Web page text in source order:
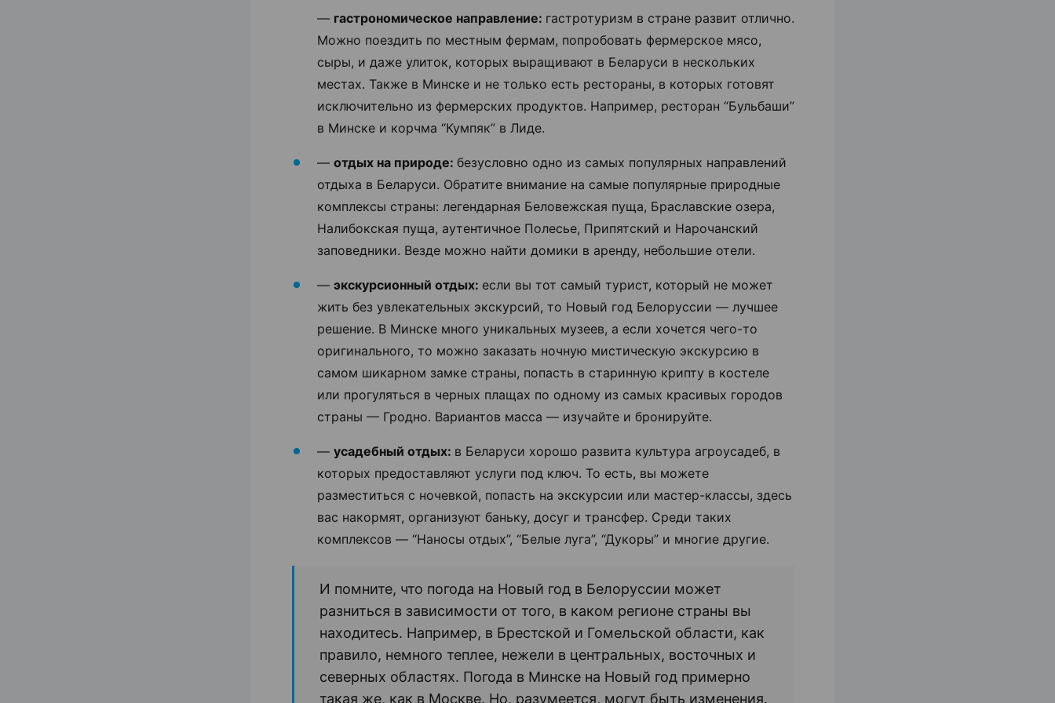
— гастрономическое направление: гастротуризм в стране развит отлично.
Можно поездить по местным фермам, попробовать фермерское мясо,
сыры, и даже улиток, которых выращивают в Беларуси в нескольких
местах. Также в Минске и не только есть рестораны, в которых готовят
исключительно из фермерских продуктов. Например, ресторан “Бульбаши”
в Минске и корчма “Кумпяк” в Лиде.
— отдых на природе: безусловно одно из самых популярных направлений
отдыха в Беларуси. Обратите внимание на самые популярные природные
комплексы страны: легендарная Беловежская пуща, Браславские озера,
Налибокская пуща, аутентичное Полесье, Припятский и Нарочанский
заповедники. Везде можно найти домики в аренду, небольшие отели.
— экскурсионный отдых: если вы тот самый турист, который не может
жить без увлекательных экскурсий, то Новый год Белоруссии — лучшее
решение. В Минске много уникальных музеев, а если хочется чего-то
оригинального, то можно заказать ночную мистическую экскурсию в
самом шикарном замке страны, попасть в старинную крипту в костеле
или прогуляться в черных плащах по одному из самых красивых городов
страны — Гродно. Вариантов масса — изучайте и бронируйте.
— усадебный отдых: в Беларуси хорошо развита культура агроусадеб, в
которых предоставляют услуги под ключ. То есть, вы можете
разместиться с ночевкой, попасть на экскурсии или мастер-классы, здесь
вас накормят, организуют баньку, досуг и трансфер. Среди таких
комплексов — “Наносы отдых”, “Белые луга”, “Дукоры” и многие другие.
И помните, что погода на Новый год в Белоруссии может
разниться в зависимости от того, в каком регионе страны вы
находитесь. Например, в Брестской и Гомельской области, как
правило, немного теплее, нежели в центральных, восточных и
северных областях. Погода в Минске на Новый год примерно
такая же, как в Москве. Но, разумеется, могут быть изменения.